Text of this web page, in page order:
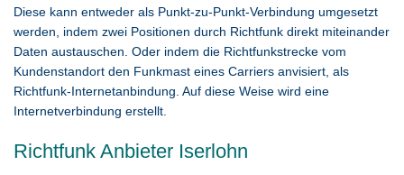
Diese kann entweder als Punkt-zu-Punkt-Verbindung umgesetzt
werden, indem zwei Positionen durch Richtfunk direkt miteinander
Daten austauschen. Oder indem die Richtfunkstrecke vom
Kundenstandort den Funkmast eines Carriers anvisiert, als
Richtfunk-Internetanbindung. Auf diese Weise wird eine
Internetverbindung erstellt.
Richtfunk Anbieter Iserlohn